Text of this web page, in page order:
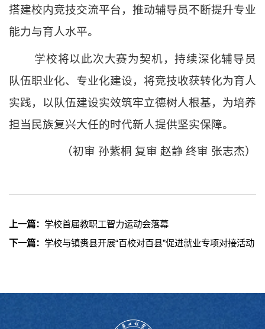
搭建校内竞技交流平台，推动辅导员不断提升专业
能力与育人水平。
学校将以此次大赛为契机，持续深化辅导员
队伍职业化、专业化建设，将竞技收获转化为育人
实践，以队伍建设实效筑牢立德树人根基，为培养
担当民族复兴大任的时代新人提供坚实保障。
（初审 孙紫桐 复审 赵静 终审 张志杰）
上一篇： 学校首届教职工智力运动会落幕
下一篇： 学校与镇赉县开展“百校对百县”促进就业专项对接活动